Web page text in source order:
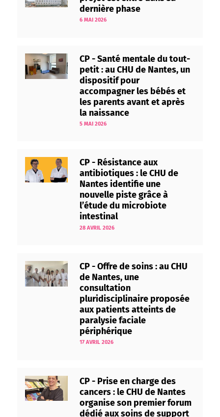
dernière phase
6 MAI 2026
CP - Santé mentale du tout-
petit : au CHU de Nantes, un
dispositif pour
accompagner les bébés et
les parents avant et après
la naissance
5 MAI 2026
CP - Résistance aux
antibiotiques : le CHU de
Nantes identifie une
nouvelle piste grâce à
l’étude du microbiote
intestinal
28 AVRIL 2026
CP - Offre de soins : au CHU
de Nantes, une
consultation
pluridisciplinaire proposée
aux patients atteints de
paralysie faciale
périphérique
17 AVRIL 2026
CP - Prise en charge des
cancers : le CHU de Nantes
organise son premier forum
dédié aux soins de support